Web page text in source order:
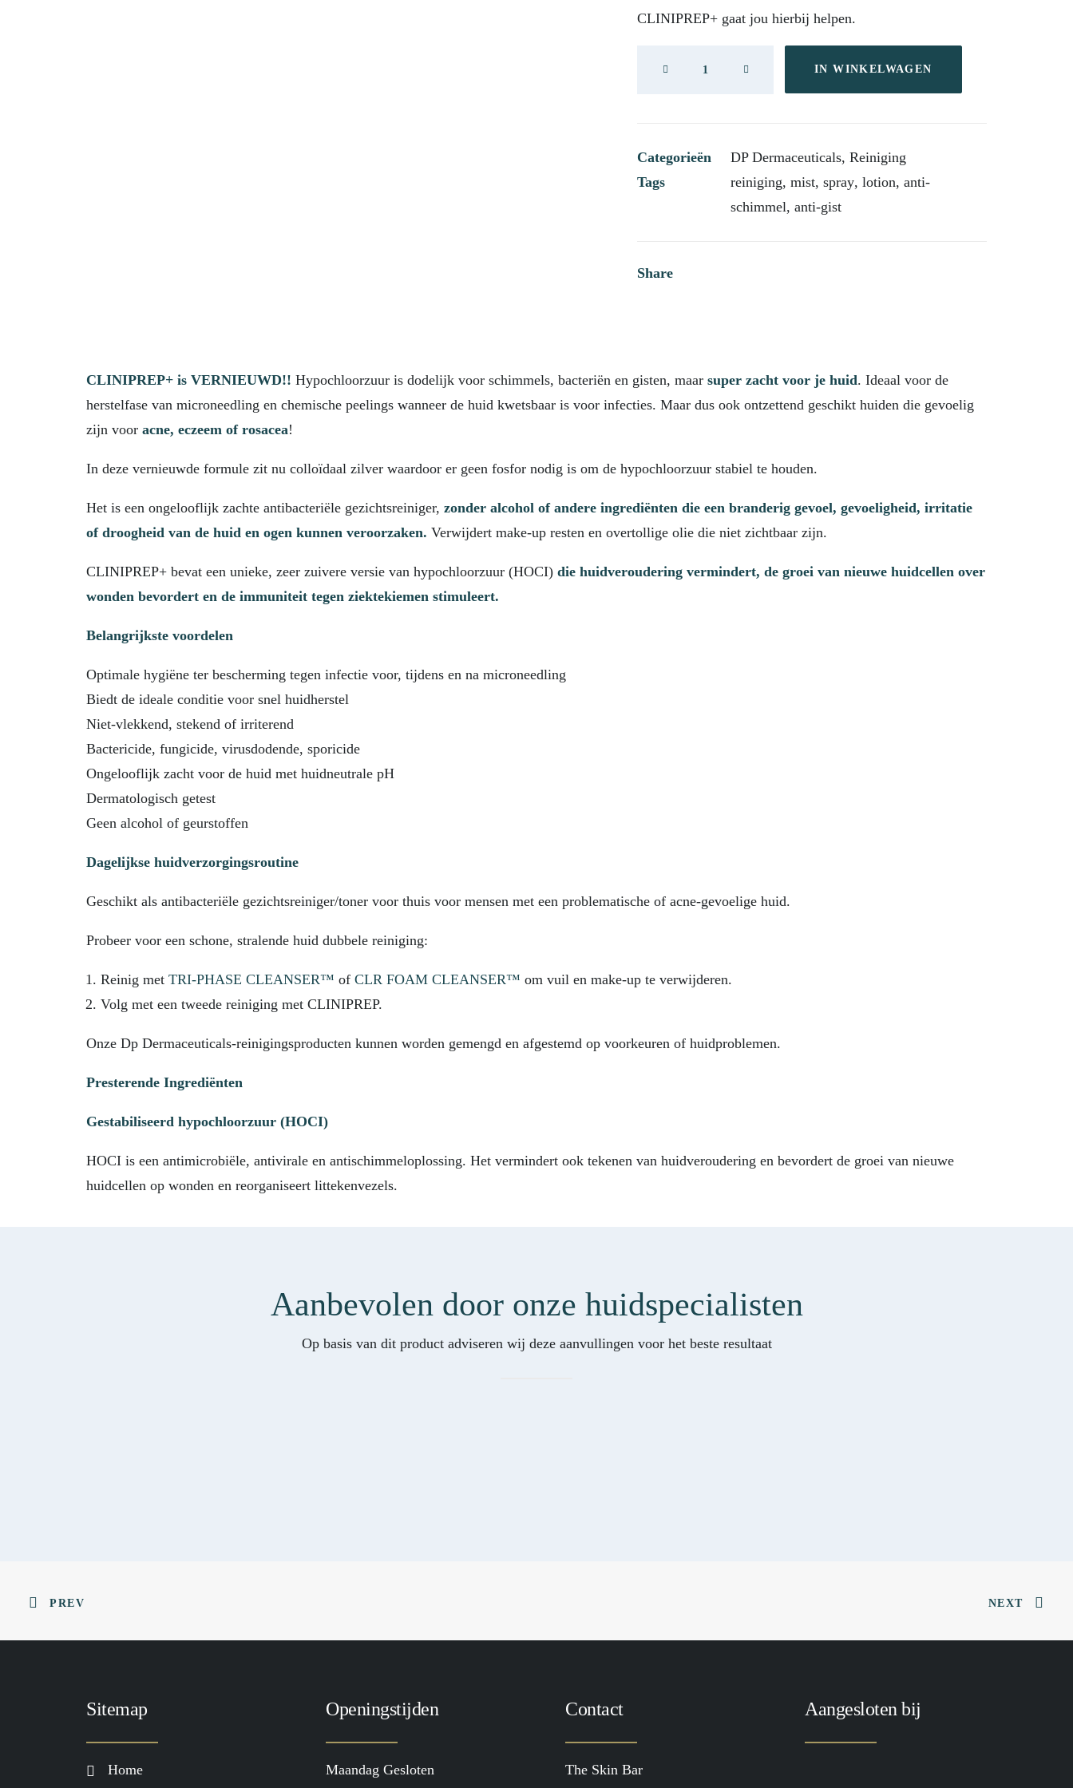
CLINIPREP+ gaat jou hierbij helpen.
IN WINKELWAGEN
Categorieën DP Dermaceuticals, Reiniging
Tags
reiniging, mist, spray, lotion, anti-
schimmel, anti-gist
Share
CLINIPREP+ is VERNIEUWD!! Hypochloorzuur is dodelijk voor schimmels, bacteriën en gisten, maar super zacht voor je huid. Ideaal voor de
herstelfase van microneedling en chemische peelings wanneer de huid kwetsbaar is voor infecties. Maar dus ook ontzettend geschikt huiden die gevoelig
zijn voor acne, eczeem of rosacea!
In deze vernieuwde formule zit nu colloïdaal zilver waardoor er geen fosfor nodig is om de hypochloorzuur stabiel te houden.
Het is een ongelooflijk zachte antibacteriële gezichtsreiniger, zonder alcohol of andere ingrediënten die een branderig gevoel, gevoeligheid, irritatie
of droogheid van de huid en ogen kunnen veroorzaken. Verwijdert make-up resten en overtollige olie die niet zichtbaar zijn.
CLINIPREP+ bevat een unieke, zeer zuivere versie van hypochloorzuur (HOCI) die huidveroudering vermindert, de groei van nieuwe huidcellen over
wonden bevordert en de immuniteit tegen ziektekiemen stimuleert.
Belangrijkste voordelen
Optimale hygiëne ter bescherming tegen infectie voor, tijdens en na microneedling
Biedt de ideale conditie voor snel huidherstel
Niet-vlekkend, stekend of irriterend
Bactericide, fungicide, virusdodende, sporicide
Ongelooflijk zacht voor de huid met huidneutrale pH
Dermatologisch getest
Geen alcohol of geurstoffen
Dagelijkse huidverzorgingsroutine
Geschikt als antibacteriële gezichtsreiniger/toner voor thuis voor mensen met een problematische of acne-gevoelige huid.
Probeer voor een schone, stralende huid dubbele reiniging:
Reinig met TRI-PHASE CLEANSER™ of CLR FOAM CLEANSER™ om vuil en make-up te verwijderen.
Volg met een tweede reiniging met CLINIPREP.
Onze Dp Dermaceuticals-reinigingsproducten kunnen worden gemengd en afgestemd op voorkeuren of huidproblemen.
Presterende Ingrediënten
Gestabiliseerd hypochloorzuur (HOCI)
HOCI is een antimicrobiële, antivirale en antischimmeloplossing. Het vermindert ook tekenen van huidveroudering en bevordert de groei van nieuwe
huidcellen op wonden en reorganiseert littekenvezels.
Aanbevolen door onze huidspecialisten
Op basis van dit product adviseren wij deze aanvullingen voor het beste resultaat
PREV NEXT
Sitemap
Home
Openingstijden
Maandag Gesloten
Contact
The Skin Bar
Aangesloten bij